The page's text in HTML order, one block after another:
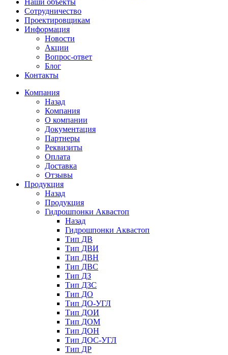
Наши объекты
Сотрудничество
Проектировщикам
Информация
Новости
Акции
Вопрос-ответ
Блог
Контакты
Компания
Назад
Компания
О компании
Документация
Партнеры
Реквизиты
Оплата
Доставка
Отзывы
Продукция
Назад
Продукция
Гидрошпонки Аквастоп
Назад
Гидрошпонки Аквастоп
Тип ДВ
Тип ДВИ
Тип ДВН
Тип ДВС
Тип ДЗ
Тип ДЗС
Тип ДО
Тип ДО-УГЛ
Тип ДОИ
Тип ДОМ
Тип ДОН
Тип ДОС-УГЛ
Тип ДР